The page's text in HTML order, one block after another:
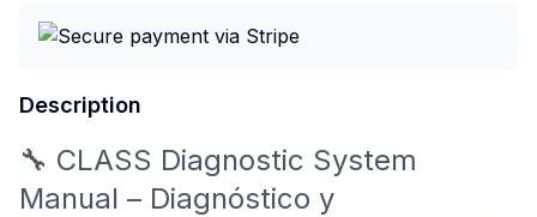
Description
🔧 CLASS Diagnostic System
Manual – Diagnóstico y